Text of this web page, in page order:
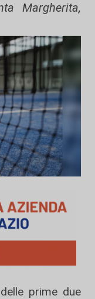
Margherita,
prime due